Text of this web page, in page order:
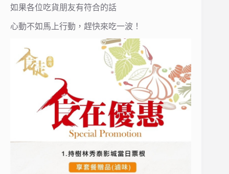
如果各位吃貨朋友有符合的話
心動不如馬上行動，趕快來吃一波！